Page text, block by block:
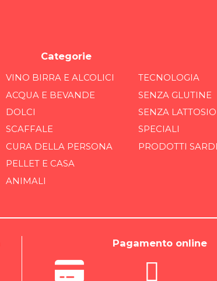
Categorie
VINO BIRRA E ALCOLICI
ACQUA E BEVANDE
DOLCI
SCAFFALE
CURA DELLA PERSONA
PELLET E CASA
ANIMALI
TECNOLOGIA
SENZA GLUTINE
SENZA LATTOSIO
SPECIALI
PRODOTTI SARDI
Pagamento online